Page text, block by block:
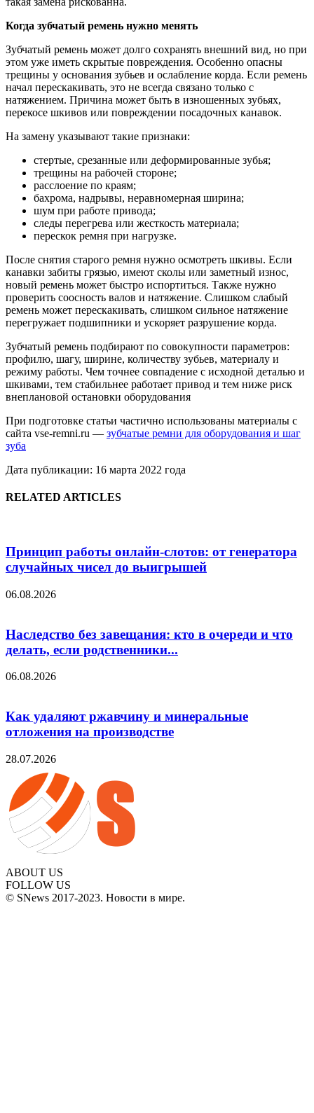
Когда зубчатый ремень нужно менять
Зубчатый ремень может долго сохранять внешний вид, но при
этом уже иметь скрытые повреждения. Особенно опасны
трещины у основания зубьев и ослабление корда. Если ремень
начал перескакивать, это не всегда связано только с
натяжением. Причина может быть в изношенных зубьях,
перекосе шкивов или повреждении посадочных канавок.
На замену указывают такие признаки:
стертые, срезанные или деформированные зубья;
трещины на рабочей стороне;
расслоение по краям;
бахрома, надрывы, неравномерная ширина;
шум при работе привода;
следы перегрева или жесткость материала;
перескок ремня при нагрузке.
После снятия старого ремня нужно осмотреть шкивы. Если
канавки забиты грязью, имеют сколы или заметный износ,
новый ремень может быстро испортиться. Также нужно
проверить соосность валов и натяжение. Слишком слабый
ремень может перескакивать, слишком сильное натяжение
перегружает подшипники и ускоряет разрушение корда.
Зубчатый ремень подбирают по совокупности параметров:
профилю, шагу, ширине, количеству зубьев, материалу и
режиму работы. Чем точнее совпадение с исходной деталью и
шкивами, тем стабильнее работает привод и тем ниже риск
внеплановой остановки оборудования
При подготовке статьи частично использованы материалы с
сайта vse-remni.ru — зубчатые ремни для оборудования и шаг
зуба
Дата публикации: 16 марта 2022 года
RELATED ARTICLES
Принцип работы онлайн-слотов: от генератора
случайных чисел до выигрышей
06.08.2026
Наследство без завещания: кто в очереди и что
делать, если родственники...
06.08.2026
Как удаляют ржавчину и минеральные
отложения на производстве
28.07.2026
ABOUT US
FOLLOW US
© SNews 2017-2023. Новости в мире.